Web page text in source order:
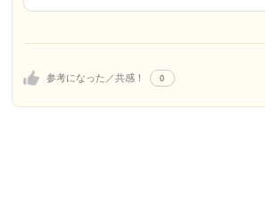
と思います。
参考になった／共感！ 0
私の相談内容に言葉足らずなとこ
ですが一日に何ヶ所も回って用事を